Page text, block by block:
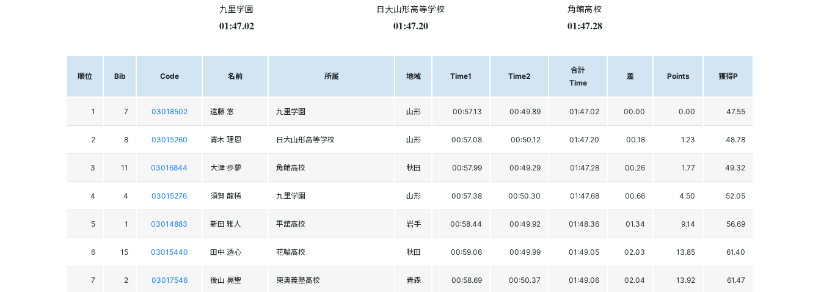
九里学園
01:47.02
日大山形高等学校
01:47.20
角館高校
01:47.28
順位 Bib Code 名前 所属 地域 Time1 Time2
合計
Time
差 Points 獲得P
1 7 03018502 遠藤 悠 九里学園 山形 00:57.13 00:49.89 01:47.02 00.00 0.00 47.55
2 8 03015260 青木 理恩 日大山形高等学校 山形 00:57.08 00:50.12 01:47.20 00.18 1.23 48.78
3 11 03016844 大津 歩夢 角館高校 秋田 00:57.99 00:49.29 01:47.28 00.26 1.77 49.32
4 4 03015276 須賀 龍稀 九里学園 山形 00:57.38 00:50.30 01:47.68 00.66 4.50 52.05
5 1 03014883 新田 雅人 平舘高校 岩手 00:58.44 00:49.92 01:48.36 01.34 9.14 56.69
6 15 03015440 田中 透心 花輪高校 秋田 00:59.06 00:49.99 01:49.05 02.03 13.85 61.40
7 2 03017546 後山 晃聖 東奥義塾高校 青森 00:58.69 00:50.37 01:49.06 02.04 13.92 61.47